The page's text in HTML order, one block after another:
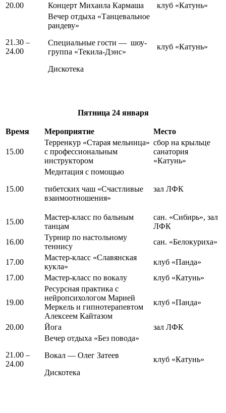
20.00
Концерт Михаила Кармаша клуб «Катунь»
21.30 –
24.00
Вечер отдыха «Танцевальное
рандеву»
Специальные гости — шоу-
группа «Текила-Дэнс»
Дискотека
клуб «Катунь»
Пятница 24 января
Время Мероприятие Место
15.00
Терренкур «Старая мельница»
с профессиональным
инструктором
сбор на крыльце
санатория
«Катунь»
15.00
Медитация с помощью
тибетских чаш «Счастливые
взаимоотношения»
зал ЛФК
15.00
Мастер-класс по бальным
танцам
сан. «Сибирь», зал
ЛФК
16.00
Турнир по настольному
теннису
сан. «Белокуриха»
17.00
Мастер-класс «Славянская
кукла»
клуб «Панда»
17.00
Мастер-класс по вокалу клуб «Катунь»
19.00
Ресурсная практика с
нейропсихологом Марией
Меркель и гипнотерапевтом
Алексеем Кайтазом
клуб «Панда»
20.00 Йога зал ЛФК
21.00 –
24.00
Вечер отдыха «Без повода»
Вокал — Олег Затеев
Дискотека
клуб «Катунь»